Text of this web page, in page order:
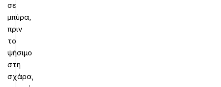
σε
μπύρα,
πριν
το
ψήσιμο
στη
σχάρα,